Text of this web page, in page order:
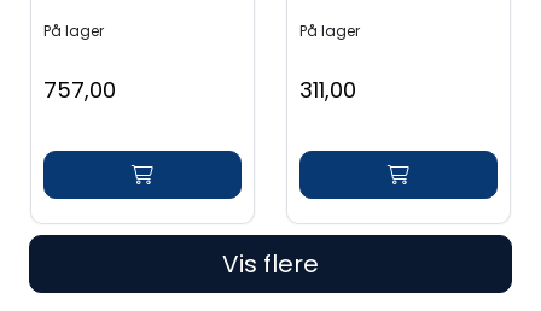
På lager
757,00
På lager
311,00
Vis flere